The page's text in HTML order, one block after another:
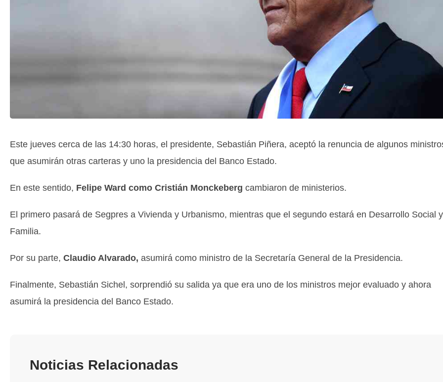
Este jueves cerca de las 14:30 horas, el presidente, Sebastián Piñera, aceptó la renuncia de algunos
que asumirán otras carteras y uno la presidencia del Banco Estado.
En este sentido, Felipe Ward como Cristián Monckeberg cambiaron de ministerios.
El primero pasará de Segpres a Vivienda y Urbanismo, mientras que el segundo estará en Desarrollo Social y
Familia.
Por su parte, Claudio Alvarado, asumirá como ministro de la Secretaría General de la Presidencia.
Finalmente, Sebastián Sichel, sorprendió su salida ya que era uno de los ministros mejor evaluado y ahora
asumirá la presidencia del Banco Estado.
Noticias Relacionadas